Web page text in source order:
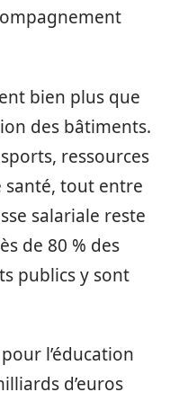
bien plus que
des bâtiments.
ressources
santé, tout entre
salariale reste
de 80 % des
publics y sont
pour l’éducation
d’euros